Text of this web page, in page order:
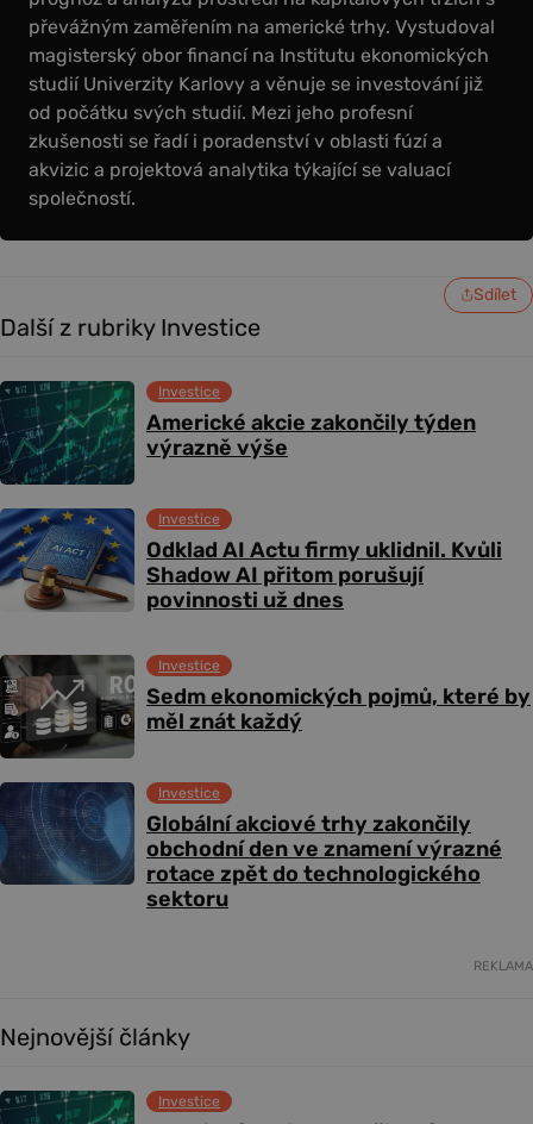
převážným zaměřením na americké trhy. Vystudoval
magisterský obor financí na Institutu ekonomických
studií Univerzity Karlovy a věnuje se investování již
od počátku svých studií. Mezi jeho profesní
zkušenosti se řadí i poradenství v oblasti fúzí a
akvizic a projektová analytika týkající se valuací
společností.
Sdílet
Další z rubriky Investice
Americké akcie zakončily týden
výrazně výše
Investice
Odklad AI Actu firmy uklidnil. Kvůli
Shadow AI přitom porušují
povinnosti už dnes
Investice
Sedm ekonomických pojmů, které by
měl znát každý
Investice
Globální akciové trhy zakončily
obchodní den ve znamení výrazné
rotace zpět do technologického
sektoru
Investice
REKLAMA
Nejnovější články
Investice